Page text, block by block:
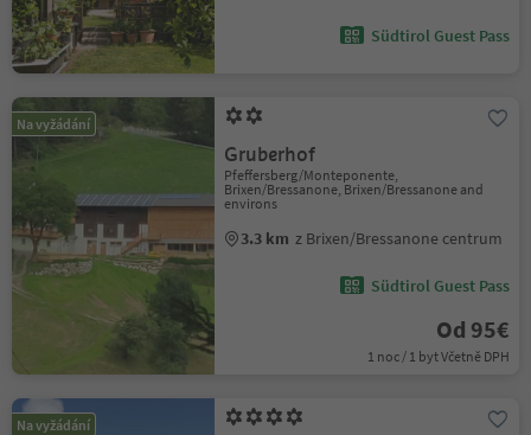
Südtirol Guest Pass
Na vyžádání
Gruberhof
Pfeffersberg/Monteponente,
Brixen/Bressanone, Brixen/Bressanone and
environs
3.3 km z Brixen/Bressanone centrum
Südtirol Guest Pass
Od 95€
1 noc / 1 byt Včetně DPH
Na vyžádání